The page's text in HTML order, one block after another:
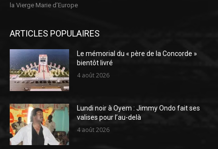
la Vierge Marie d’Europe
ARTICLES POPULAIRES
Le mémorial du « père de la Concorde »
bientôt livré
4 août 2026
Lundi noir à Oyem : Jimmy Ondo fait ses
valises pour l’au-delà
4 août 2026